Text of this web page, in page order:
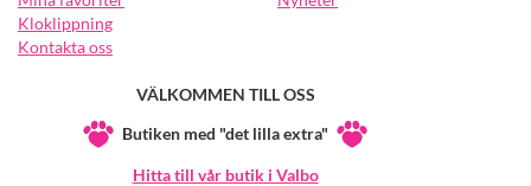
Kloklippning
Kontakta oss
VÄLKOMMEN TILL OSS
Butiken med "det lilla extra"
Hitta till vår butik i Valbo